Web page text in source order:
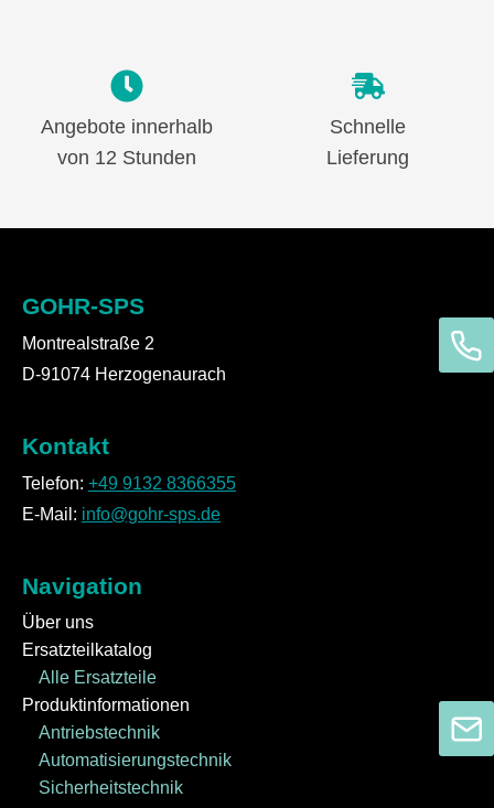
Angebote innerhalb
von 12 Stunden
Schnelle
Lieferung
GOHR-SPS
Montrealstraße 2
D-91074 Herzogenaurach
Kontakt
Telefon: +49 9132 8366355
E-Mail: info@gohr-sps.de
Navigation
Über uns
Ersatzteilkatalog
Alle Ersatzteile
Produktinformationen
Antriebstechnik
Automatisierungstechnik
Sicherheitstechnik